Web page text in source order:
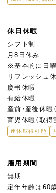
休日休暇
シフト制
月8日休み
※基本的に日
リフレッシュ休
慶弔休暇
有給休暇
産前・産後休暇
育児休暇（取得
連休取得可能
雇用期間
無期
定年年齢は60